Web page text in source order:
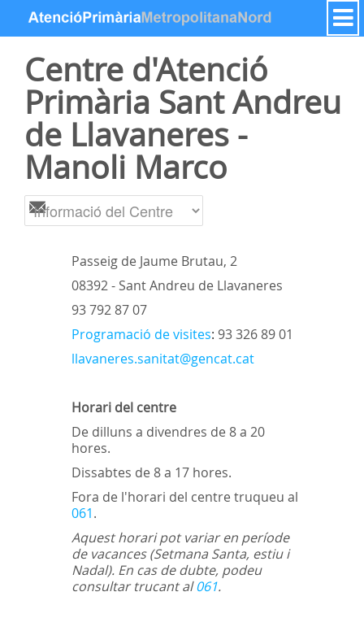
Salta al contigut
Centre d'Atenció
Primària Sant Andreu
de Llavaneres -
Manoli Marco
Passeig de Jaume Brutau, 2
08392 - Sant Andreu de Llavaneres
93 792 87 07
Programació de visites: 93 326 89 01
llavaneres.sanitat@gencat.cat
Horari del centre
De dilluns a divendres de 8 a 20
hores.
Dissabtes de 8 a 17 hores.
Fora de l'horari del centre truqueu al
061.
Aquest horari pot variar en període
de vacances (Setmana Santa, estiu i
Nadal). En cas de dubte, podeu
consultar trucant al061.